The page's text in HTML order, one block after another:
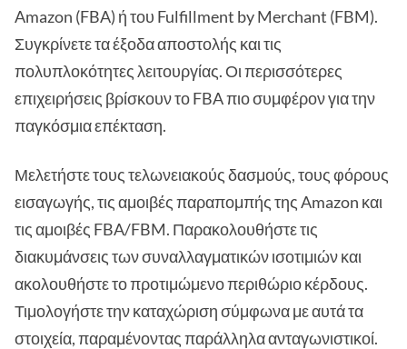
Amazon (FBA) ή του Fulfillment by Merchant (FBM).
Συγκρίνετε τα έξοδα αποστολής και τις
πολυπλοκότητες λειτουργίας. Οι περισσότερες
επιχειρήσεις βρίσκουν το FBA πιο συμφέρον για την
παγκόσμια επέκταση.
Μελετήστε τους τελωνειακούς δασμούς, τους φόρους
εισαγωγής, τις αμοιβές παραπομπής της Amazon και
τις αμοιβές FBA/FBM. Παρακολουθήστε τις
διακυμάνσεις των συναλλαγματικών ισοτιμιών και
ακολουθήστε το προτιμώμενο περιθώριο κέρδους.
Τιμολογήστε την καταχώριση σύμφωνα με αυτά τα
στοιχεία, παραμένοντας παράλληλα ανταγωνιστικοί.